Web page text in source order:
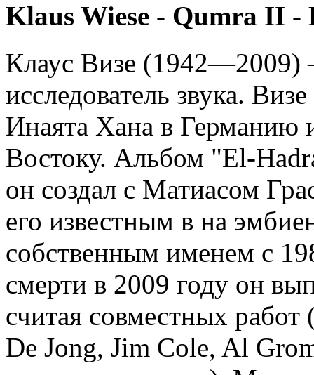
Klaus Wiese - Qumra II -
Клаус Визе
исследователь звука.
Инаята Хана в Германию
Востоку. Альбом "El-
он создал с Матиасом
его известным в на
собственным именем с
смерти в 2009 году он
считая совместных
De Jong, Jim Cole, Al